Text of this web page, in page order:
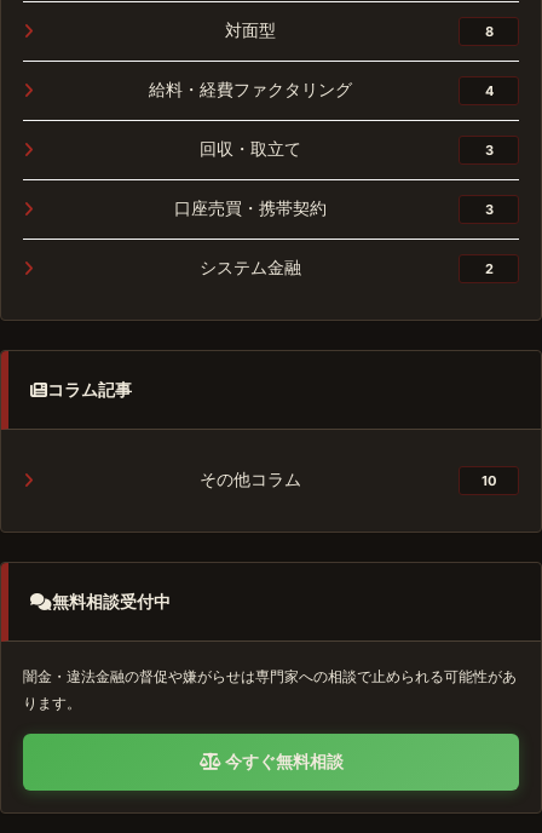
対面型 8
給料・経費ファクタリング 4
回収・取立て 3
口座売買・携帯契約 3
システム金融 2
コラム記事
その他コラム 10
無料相談受付中
闇金・違法金融の督促や嫌がらせは専門家への相談で止められる可能性があ
ります。
今すぐ無料相談